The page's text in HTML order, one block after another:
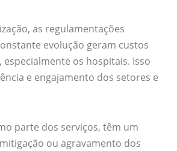
as regulamentações
evolução geram custos
especialmente os hospitais. Isso
e engajamento dos setores e
parte dos serviços, têm um
ou agravamento dos